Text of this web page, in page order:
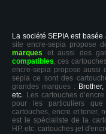
La société SEPIA est
site encre-sepia propose
marques et aussi des
compatibles, ces
encre-sepia propose aussi
sepia ce sont des
grandes marques :
etc. Les cartouches
pour les particuliers
cartouches, encre et toner,
est le spécialiste de la
HP, etc. cartouches jet